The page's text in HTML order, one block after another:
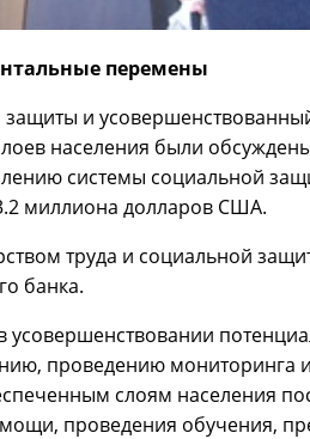
перемены
и
населения были
системы социальной
миллиона долларов США.
труда и социальной
банка.
усовершенствовании
проведению мониторинга
слоям населения
проведения обучения,